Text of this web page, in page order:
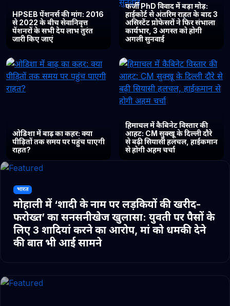
HPSEB पेंशनर्स की मांग: 2016
से 2022 के बीच सेवानिवृत्त
पेंशनरों के सभी देय लाभ तुरंत
जारी किए जाएं
फर्जी PhD विवाद में बड़ा मोड़:
हाईकोर्ट से अंतरिम राहत के बाद 3
असिस्टेंट प्रोफेसरों ने फिर संभाला
कार्यभार, 3 अगस्त को होगी
अगली सुनवाई
ओडिशा में बाढ़ का कहर: क्या
पीड़ितों तक समय पर पहुंच पाएगी
राहत?
हिमाचल में कैबिनेट विस्तार की
आहट: CM सुक्खू के दिल्ली दौरे
से बढ़ी सियासी हलचल, हाईकमान
से होगी अहम चर्चा
भारत
मोहाली में ‘शादी के नाम पर लड़कियों की खरीद-
फरोख्त’ का सनसनीखेज खुलासा: युवती पर पैसों के
लिए 3 शादियां करने का आरोप, मां को धमकी देने
की बात भी आई सामने